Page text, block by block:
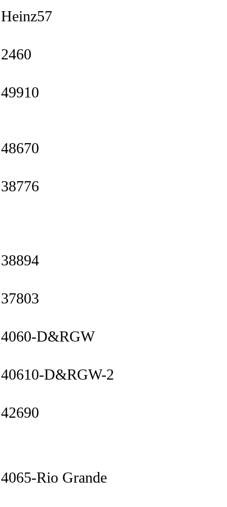
Heinz57
2460
49910
48670
38776
38894
37803
4060-D&RGW
40610-D&RGW-2
42690
4065-Rio Grande